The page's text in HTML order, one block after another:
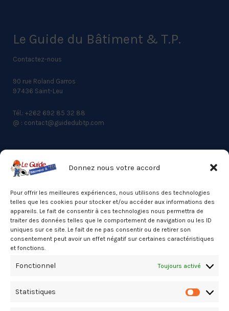
Donnez nous votre accord
Pour offrir les meilleures expériences, nous utilisons des technologies
telles que les cookies pour stocker et/ou accéder aux informations des
appareils. Le fait de consentir à ces technologies nous permettra de
traiter des données telles que le comportement de navigation ou les ID
uniques sur ce site. Le fait de ne pas consentir ou de retirer son
consentement peut avoir un effet négatif sur certaines caractéristiques
et fonctions.
Fonctionnel Toujours activé
Statistiques
Le Guide du Bâtiment & T.P.
Contactez-nous
90 rue Roland Garros
97436 Saint-Leu
Tél.: +262 692 85 32 88
@ : contact@guidedubtp.com
ACCES RAPIDE
Actualités du BTP
Annuaire
Besoin d’un professionnel ?
Mentions légales
Politique de cookies (UE)